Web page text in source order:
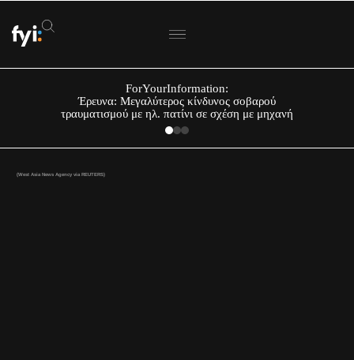
ForYourInformation:
Έρευνα: Μεγαλύτερος κίνδυνος σοβαρού
τραυματισμού με ηλ. πατίνι σε σχέση με μηχανή
(West Asia News Agency via REUTERS)